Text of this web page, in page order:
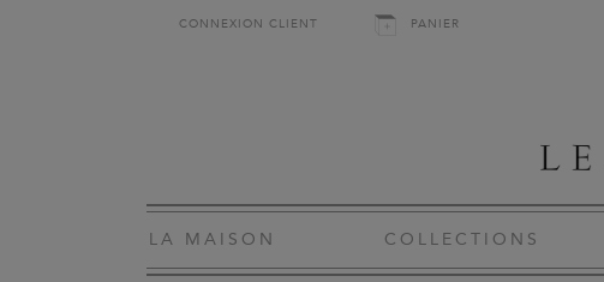
CONNEXION CLIENT PANIER
LA MAISON COLLECTIONS